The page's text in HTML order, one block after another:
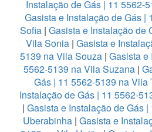
Instalação de Gás | 11 5562-
Gasista e Instalação de Gás |
Sofia| Gasista e Instalação de
Vila Sonia | Gasista e
5139 na Vila Souza| Gasista e
5562-5139 na Vila Suzana |
Gás | 11 5562-5139 na Vila
Instalação de Gás | 11 5562-
| Gasista e Instalação de Gás
Uberabinha | Gasista e